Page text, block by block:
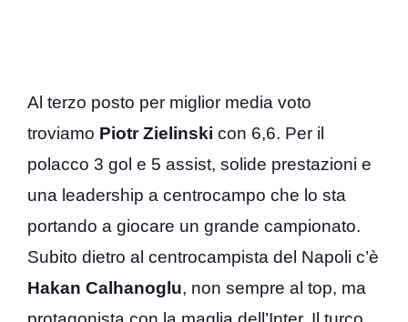
Al terzo posto per miglior media voto
troviamo Piotr Zielinski con 6,6. Per il
polacco 3 gol e 5 assist, solide prestazioni e
una leadership a centrocampo che lo sta
portando a giocare un grande campionato.
Subito dietro al centrocampista del Napoli c’è
Hakan Calhanoglu, non sempre al top, ma